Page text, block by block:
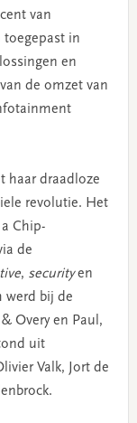
van
toegepast in
en
de omzet van
haar draadloze
revolutie. Het
Chip-
de
, securityen
werd bij de
Overy en Paul,
uit
Valk, Jort de